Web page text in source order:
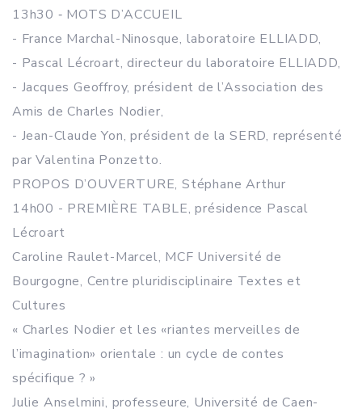
13h30 ‑ MOTS D’ACCUEIL
- France Marchal-Ninosque, laboratoire ELLIADD,
- Pascal Lécroart, directeur du laboratoire ELLIADD,
- Jacques Geoffroy, président de l’Association des
Amis de Charles Nodier,
- Jean-Claude Yon, président de la SERD, représenté
par Valentina Ponzetto.
PROPOS D’OUVERTURE, Stéphane Arthur
14h00 - PREMIÈRE TABLE, présidence Pascal
Lécroart
Caroline Raulet-Marcel, MCF Université de
Bourgogne, Centre pluridisciplinaire Textes et
Cultures
« Charles Nodier et les «riantes merveilles de
l’imagination» orientale : un cycle de contes
spécifique ? »
Julie Anselmini, professeure, Université de Caen-